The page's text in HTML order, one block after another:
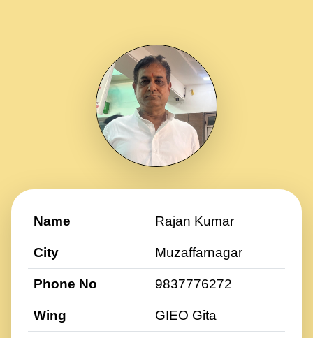
Name Rajan Kumar
City Muzaffarnagar
Phone No 9837776272
Wing GIEO Gita